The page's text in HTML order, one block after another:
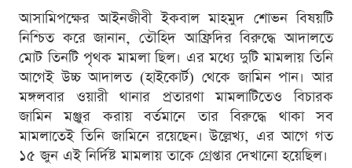
আসামিপক্ষের আইনজীবী ইকবাল মাহমুদ শোভন বিষয়টি
নিশ্চিত করে জানান, তৌহিদ আফ্রিদির বিরুদ্ধে আদালতে
মোট তিনটি পৃথক মামলা ছিল। এর মধ্যে দুটি মামলায় তিনি
আগেই উচ্চ আদালত (হাইকোর্ট) থেকে জামিন পান। আর
মঙ্গলবার ওয়ারী থানার প্রতারণা মামলাটিতেও বিচারক
জামিন মঞ্জুর করায় বর্তমানে তার বিরুদ্ধে থাকা সব
মামলাতেই তিনি জামিনে রয়েছেন। উল্লেখ্য, এর আগে গত
১৫ জুন এই নির্দিষ্ট মামলায় তাকে গ্রেপ্তার দেখানো হয়েছিল।